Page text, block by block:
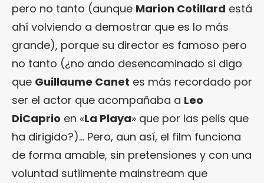
pero no tanto (aunque Marion Cotillard está
ahí volviendo a demostrar que es lo más
grande), porque su director es famoso pero
no tanto (¿no ando desencaminado si digo
que Guillaume Canet es más recordado por
ser el actor que acompañaba a Leo
DiCaprio en «La Playa» que por las pelis que
ha dirigido?)… Pero, aun así, el film funciona
de forma amable, sin pretensiones y con una
voluntad sutilmente mainstream que